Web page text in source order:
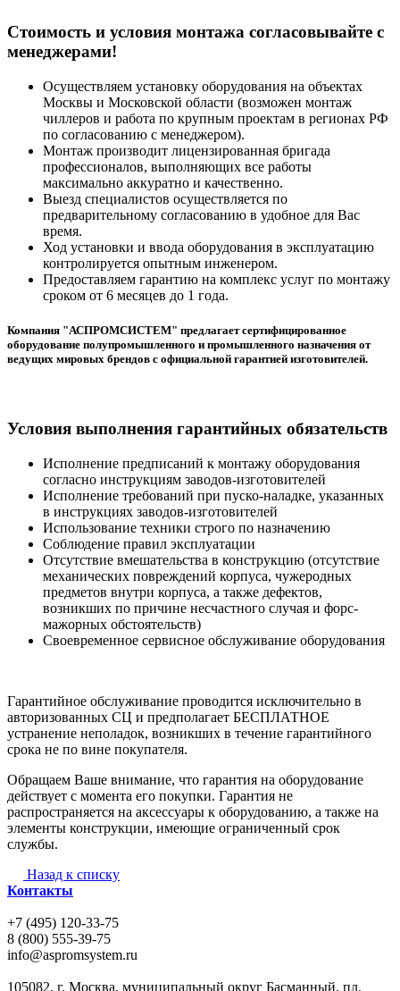
Cтоимость и условия монтажа согласовывайте с
менеджерами!
Осуществляем установку оборудования на объектах
Москвы и Московской области (возможен монтаж
чиллеров и работа по крупным проектам в регионах РФ
по согласованию с менеджером).
Монтаж производит лицензированная бригада
профессионалов, выполняющих все работы
максимально аккуратно и качественно.
Выезд специалистов осуществляется по
предварительному согласованию в удобное для Вас
время.
Ход установки и ввода оборудования в эксплуатацию
контролируется опытным инженером.
Предоставляем гарантию на комплекс услуг по монтажу
сроком от 6 месяцев до 1 года.
Компания "АСПРОМСИСТЕМ" предлагает сертифицированное
оборудование полупромышленного и промышленного назначения от
ведущих мировых брендов с официальной гарантией изготовителей.
Условия выполнения гарантийных обязательств
Исполнение предписаний к монтажу оборудования
согласно инструкциям заводов-изготовителей
Исполнение требований при пуско-наладке, указанных
в инструкциях заводов-изготовителей
Использование техники строго по назначению
Соблюдение правил эксплуатации
Отсутствие вмешательства в конструкцию (отсутствие
механических повреждений корпуса, чужеродных
предметов внутри корпуса, а также дефектов,
возникших по причине несчастного случая и форс-
мажорных обстоятельств)
Своевременное сервисное обслуживание оборудования
Гарантийное обслуживание проводится исключительно в
авторизованных СЦ и предполагает БЕСПЛАТНОЕ
устранение неполадок, возникших в течение гарантийного
срока не по вине покупателя.
Обращаем Ваше внимание, что гарантия на оборудование
действует с момента его покупки. Гарантия не
распространяется на аксессуары к оборудованию, а также на
элементы конструкции, имеющие ограниченный срок
службы.
Назад к списку
Контакты
+7 (495) 120-33-75
8 (800) 555-39-75
info@aspromsystem.ru
105082, г. Москва, муниципальный округ Басманный, пл.